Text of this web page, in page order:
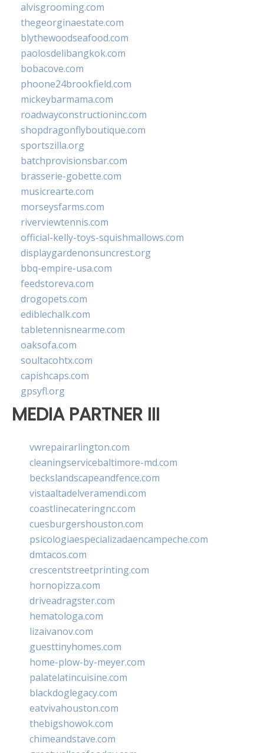
alvisgrooming.com
thegeorginaestate.com
blythewoodseafood.com
paolosdelibangkok.com
bobacove.com
phoone24brookfield.com
mickeybarmama.com
roadwayconstructioninc.com
shopdragonflyboutique.com
sportszilla.org
batchprovisionsbar.com
brasserie-gobette.com
musicrearte.com
morseysfarms.com
riverviewtennis.com
official-kelly-toys-squishmallows.com
displaygardenonsuncrest.org
bbq-empire-usa.com
feedstoreva.com
drogopets.com
ediblechalk.com
tabletennisnearme.com
oaksofa.com
soultacohtx.com
capishcaps.com
gpsyfl.org
MEDIA PARTNER III
vwrepairarlington.com
cleaningservicebaltimore-md.com
beckslandscapeandfence.com
vistaaltadelveramendi.com
coastlinecateringnc.com
cuesburgershouston.com
psicologiaespecializadaencampeche.com
dmtacos.com
crescentstreetprinting.com
hornopizza.com
driveadragster.com
hematologa.com
lizaivanov.com
guesttinyhomes.com
home-plow-by-meyer.com
palatelatincuisine.com
blackdoglegacy.com
eatvivahouston.com
thebigshowok.com
chimeandstave.com